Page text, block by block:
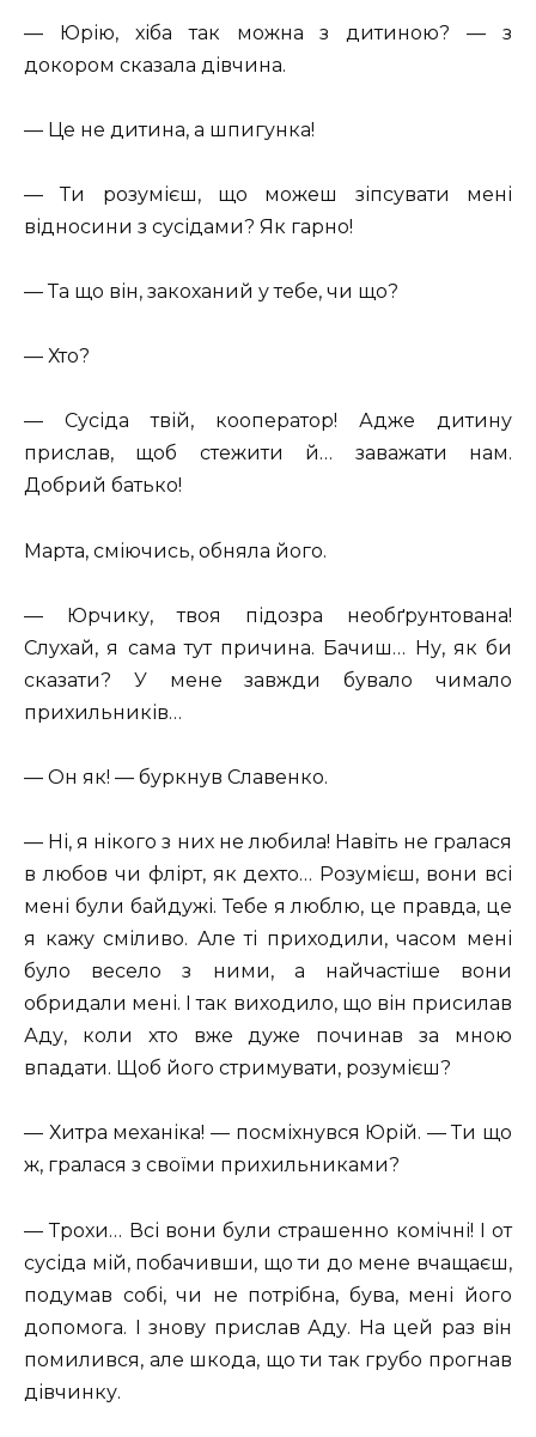
— Юрію, хіба так можна з дитиною? — з
докором сказала дівчина.
— Це не дитина, а шпигунка!
— Ти розумієш, що можеш зіпсувати мені
відносини з сусідами? Як гарно!
— Та що він, закоханий у тебе, чи що?
— Хто?
— Сусіда твій, кооператор! Адже дитину
прислав, щоб стежити й… заважати нам.
Добрий батько!
Марта, сміючись, обняла його.
— Юрчику, твоя підозра необґрунтована!
Слухай, я сама тут причина. Бачиш… Ну, як би
сказати? У мене завжди бувало чимало
прихильників…
— Он як! — буркнув Славенко.
— Ні, я нікого з них не любила! Навіть не гралася
в любов чи флірт, як дехто… Розумієш, вони всі
мені були байдужі. Тебе я люблю, це правда, це
я кажу сміливо. Але ті приходили, часом мені
було весело з ними, а найчастіше вони
обридали мені. І так виходило, що він присилав
Аду, коли хто вже дуже починав за мною
впадати. Щоб його стримувати, розумієш?
— Хитра механіка! — посміхнувся Юрій. — Ти що
ж, гралася з своїми прихильниками?
— Трохи… Всі вони були страшенно комічні! І от
сусіда мій, побачивши, що ти до мене вчащаєш,
подумав собі, чи не потрібна, бува, мені його
допомога. І знову прислав Аду. На цей раз він
помилився, але шкода, що ти так грубо прогнав
дівчинку.